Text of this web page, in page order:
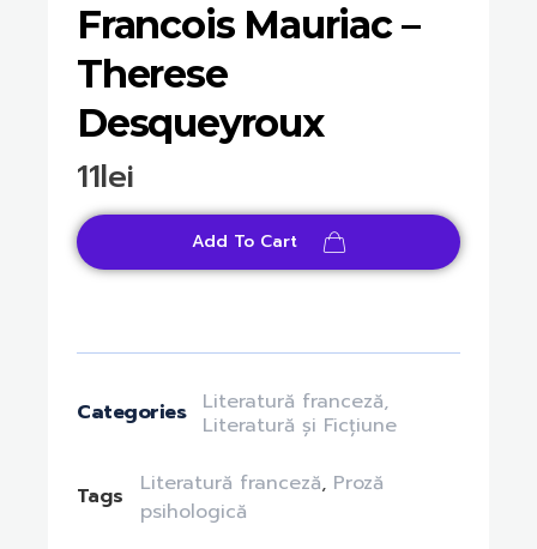
Francois Mauriac –
Therese
Desqueyroux
11lei
Add To Cart
Categories Literatură franceză,
Literatură și Ficțiune
Tags Literatură franceză, Proză
psihologică